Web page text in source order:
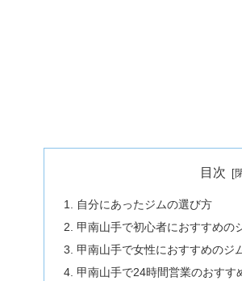
目次
自分にあったジムの選び方
甲南山手で初心者におすすめの
甲南山手で女性におすすめのジ
甲南山手で24時間営業のおすす